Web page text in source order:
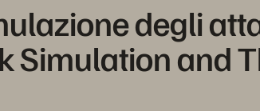
degli
Simulation and